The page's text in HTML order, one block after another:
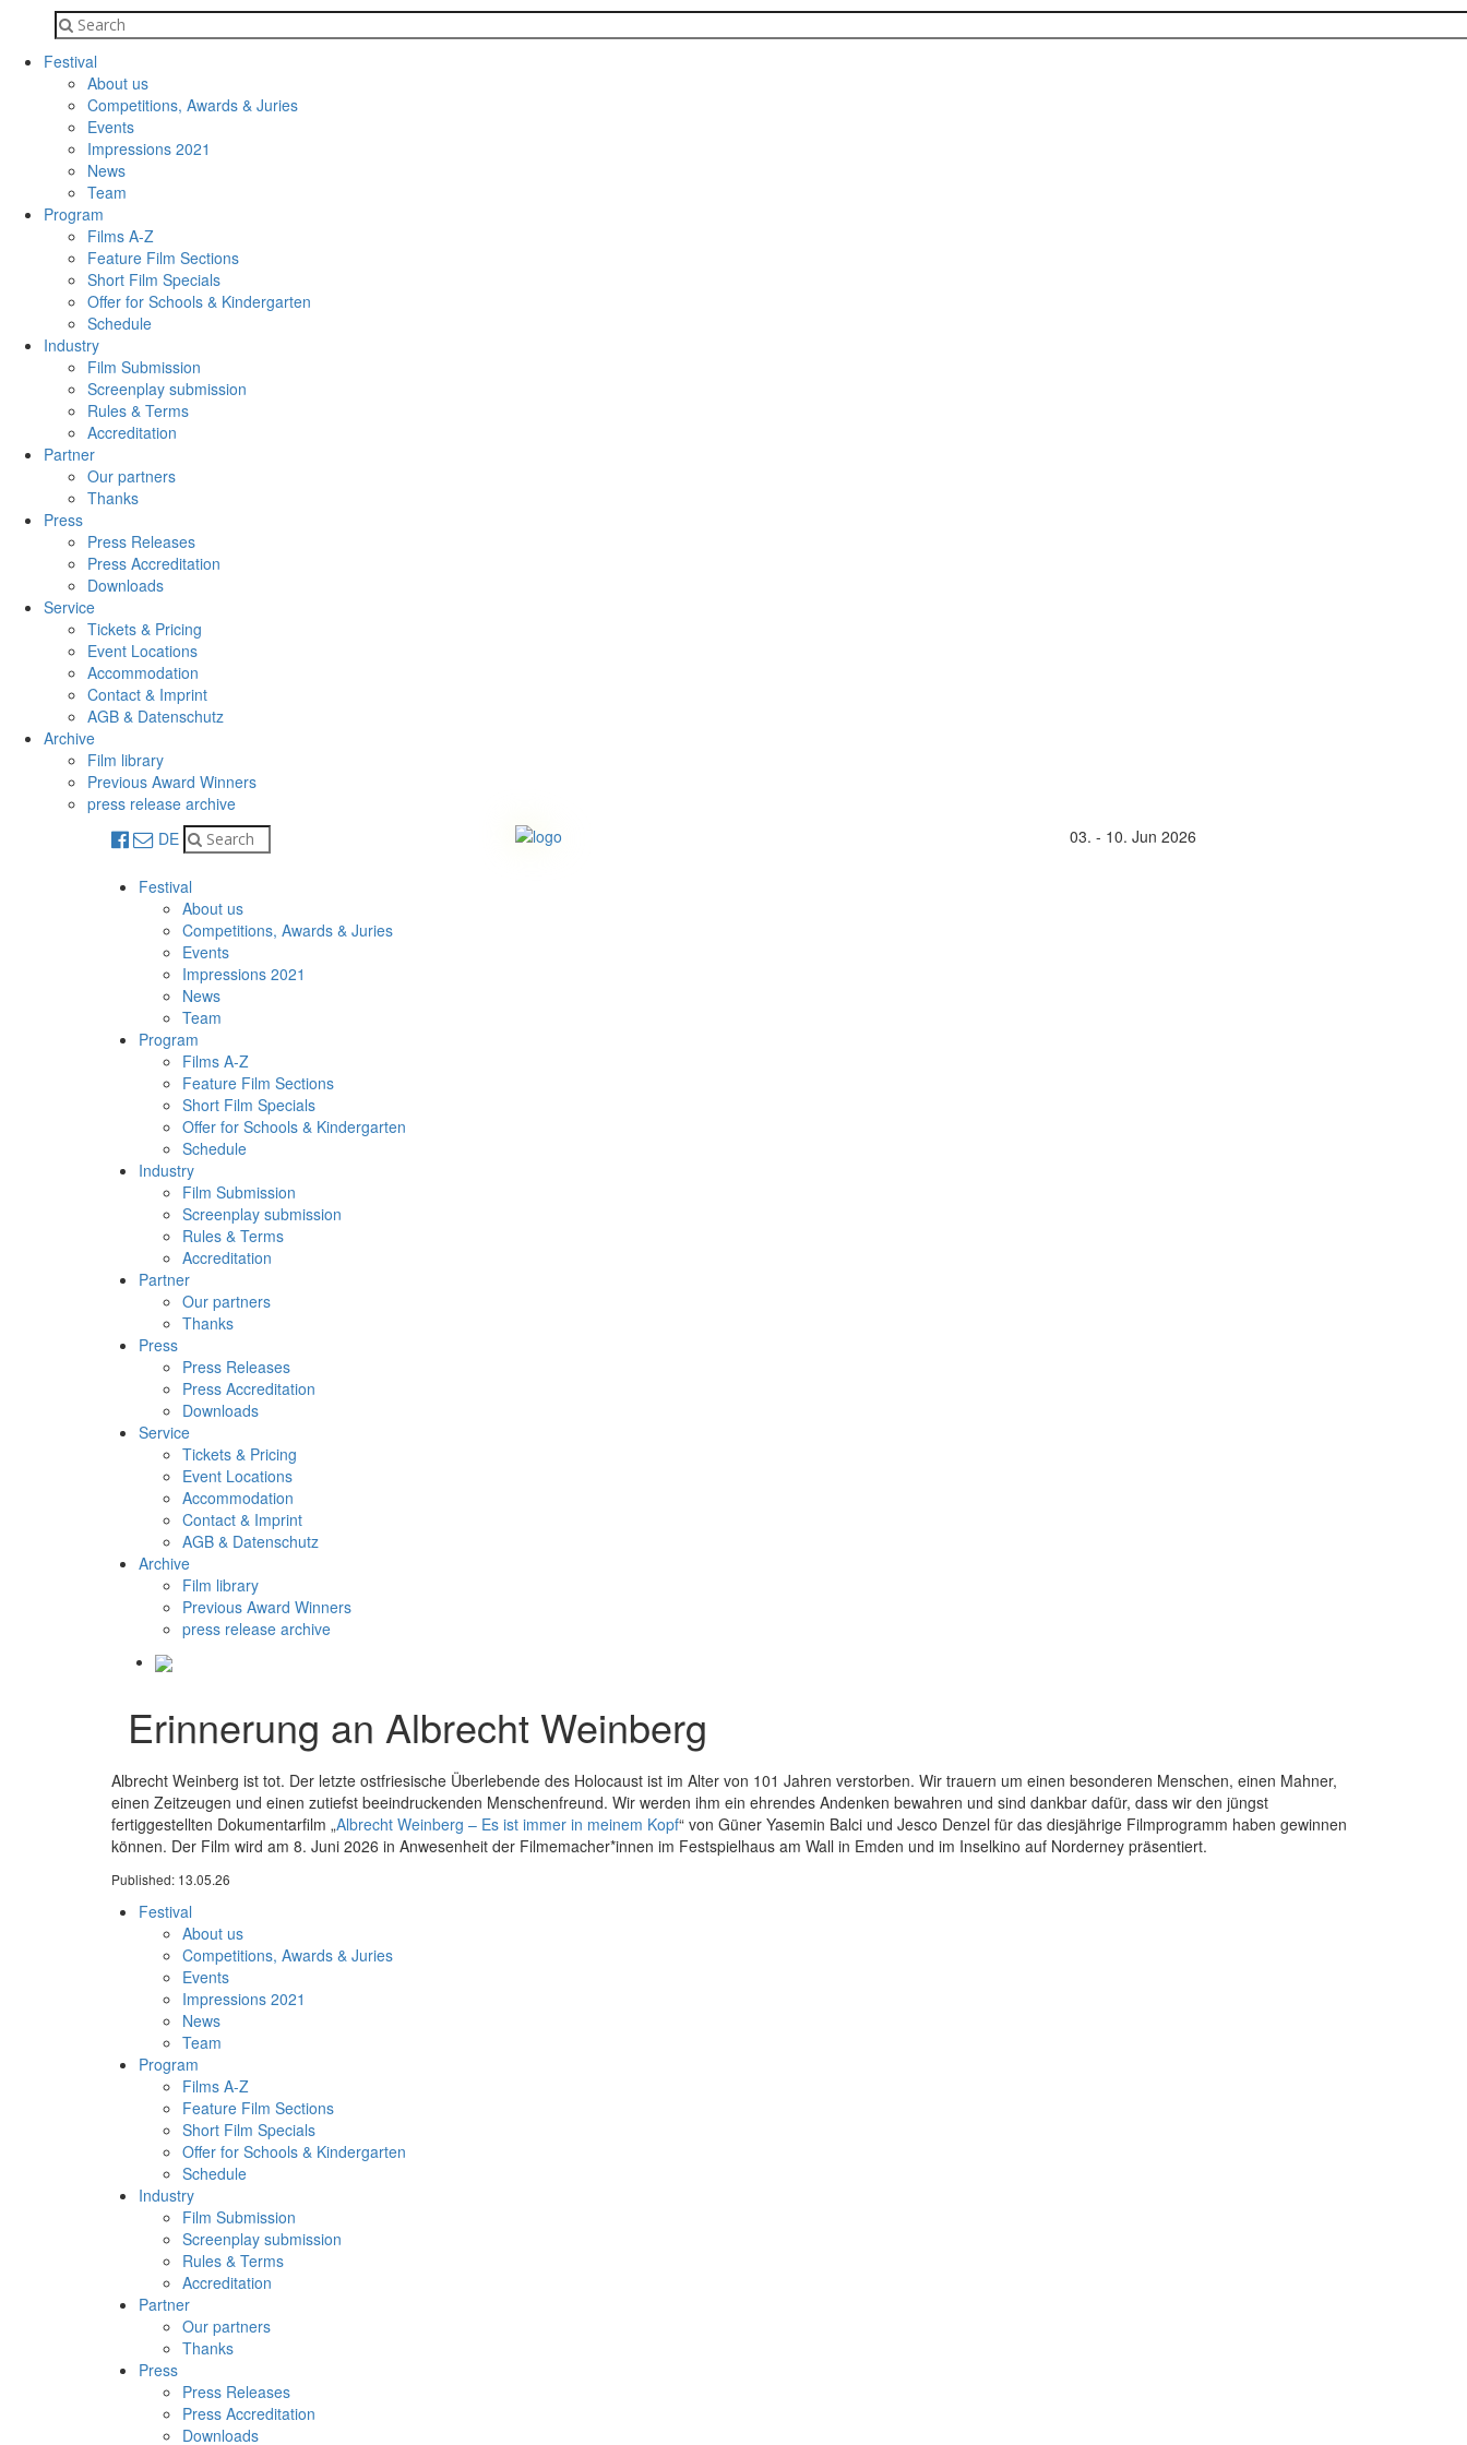
Festival
About us
Competitions, Awards & Juries
Events
Impressions 2021
News
Team
Program
Films A-Z
Feature Film Sections
Short Film Specials
Offer for Schools & Kindergarten
Schedule
Industry
Film Submission
Screenplay submission
Rules & Terms
Accreditation
Partner
Our partners
Thanks
Press
Press Releases
Press Accreditation
Downloads
Service
Tickets & Pricing
Event Locations
Accommodation
Contact & Imprint
AGB & Datenschutz
Archive
Film library
Previous Award Winners
press release archive
DE
03. - 10. Jun 2026
Festival
About us
Competitions, Awards & Juries
Events
Impressions 2021
News
Team
Program
Films A-Z
Feature Film Sections
Short Film Specials
Offer for Schools & Kindergarten
Schedule
Industry
Film Submission
Screenplay submission
Rules & Terms
Accreditation
Partner
Our partners
Thanks
Press
Press Releases
Press Accreditation
Downloads
Service
Tickets & Pricing
Event Locations
Accommodation
Contact & Imprint
AGB & Datenschutz
Archive
Film library
Previous Award Winners
press release archive
Erinnerung an Albrecht Weinberg
Albrecht Weinberg ist tot. Der letzte ostfriesische Überlebende des Holocaust ist im Alter von 101 Jahren verstorben. Wir trauern um einen besonderen Menschen, einen Mahner,
einen Zeitzeugen und einen zutiefst beeindruckenden Menschenfreund. Wir werden ihm ein ehrendes Andenken bewahren und sind dankbar dafür, dass wir den jüngst
fertiggestellten Dokumentarfilm „Albrecht Weinberg – Es ist immer in meinem Kopf“ von Güner Yasemin Balci und Jesco Denzel für das diesjährige Filmprogramm haben gewinnen
können. Der Film wird am 8. Juni 2026 in Anwesenheit der Filmemacher*innen im Festspielhaus am Wall in Emden und im Inselkino auf Norderney präsentiert.
Published: 13.05.26
Festival
About us
Competitions, Awards & Juries
Events
Impressions 2021
News
Team
Program
Films A-Z
Feature Film Sections
Short Film Specials
Offer for Schools & Kindergarten
Schedule
Industry
Film Submission
Screenplay submission
Rules & Terms
Accreditation
Partner
Our partners
Thanks
Press
Press Releases
Press Accreditation
Downloads